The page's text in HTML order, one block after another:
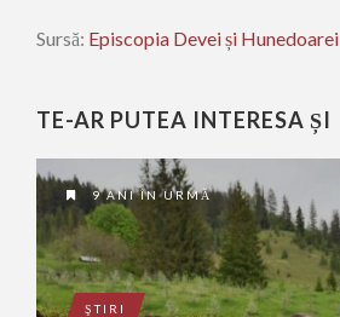
Sursă: Episcopia Devei și Hunedoarei
TE-AR PUTEA INTERESA ȘI
9 ANI ÎN URMĂ
ŞTIRI